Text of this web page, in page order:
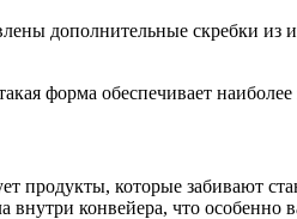
дополнительные скребки из
форма обеспечивает
продукты, которые забивают
внутри конвейера, что